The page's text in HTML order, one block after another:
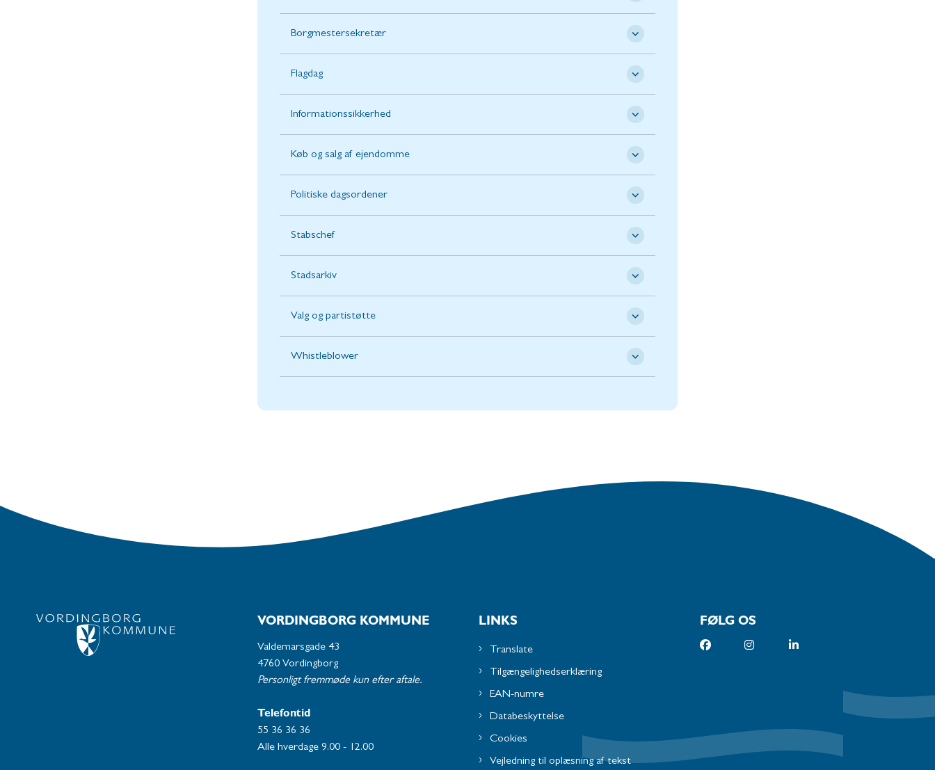
Borgmestersekretær
Flagdag
Informationssikkerhed
Køb og salg af ejendomme
Politiske dagsordener
Stabschef
Stadsarkiv
Valg og partistøtte
Whistleblower
VORDINGBORG KOMMUNE
Valdemarsgade 43
4760 Vordingborg
Personligt fremmøde kun efter aftale.
Telefontid
55 36 36 36
Alle hverdage 9.00 - 12.00
LINKS
Translate
Tilgængelighedserklæring
EAN-numre
Databeskyttelse
Cookies
Vejledning til oplæsning af tekst
FØLG OS